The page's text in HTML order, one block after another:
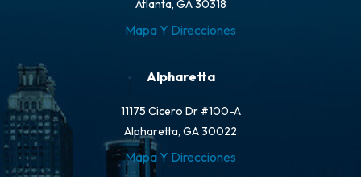
Atlanta, GA 30318
Mapa Y Direcciones
Alpharetta
11175 Cicero Dr #100-A
Alpharetta, GA 30022
Mapa Y Direcciones